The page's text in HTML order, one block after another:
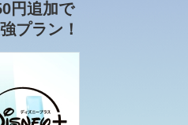
円追加で
プラン！